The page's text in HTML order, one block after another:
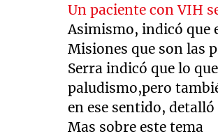
Un paciente con VIH
Asimismo, indicó que
Misiones que son las
Serra indicó que lo
paludismo,pero
en ese sentido,
Mas sobre este tema